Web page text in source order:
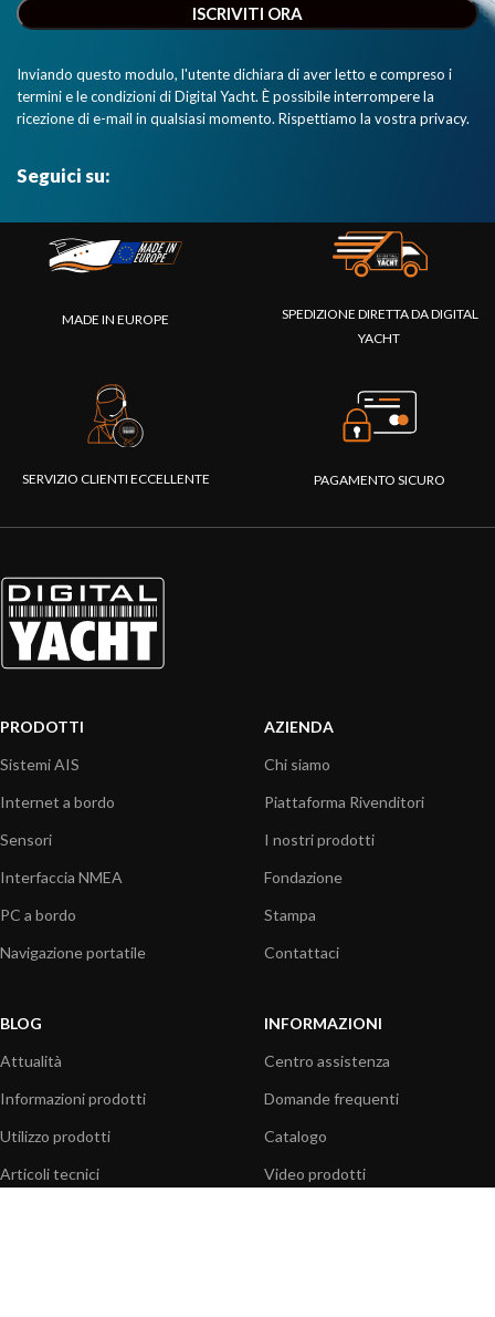
Inviando questo modulo, l'utente dichiara di aver letto e compreso i
termini e le condizioni di Digital Yacht. È possibile interrompere la
ricezione di e-mail in qualsiasi momento. Rispettiamo la vostra privacy.
Seguici su:
MADE IN EUROPE
SPEDIZIONE DIRETTA DA DIGITAL
YACHT
SERVIZIO CLIENTI ECCELLENTE PAGAMENTO SICURO
PRODOTTI
Sistemi AIS
Internet a bordo
Sensori
Interfaccia NMEA
PC a bordo
Navigazione portatile
AZIENDA
Chi siamo
Piattaforma Rivenditori
I nostri prodotti
Fondazione
Stampa
Contattaci
BLOG
Attualità
Informazioni prodotti
Utilizzo prodotti
Articoli tecnici
INFORMAZIONI
Centro assistenza
Domande frequenti
Catalogo
Video prodotti